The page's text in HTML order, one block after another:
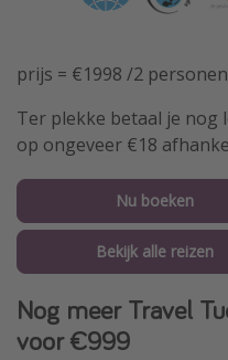
prijs = €1998 /2
Ter plekke betaal je nog
op ongeveer €18
Nu boeken
Bekijk alle reizen
Nog meer Travel
voor €999